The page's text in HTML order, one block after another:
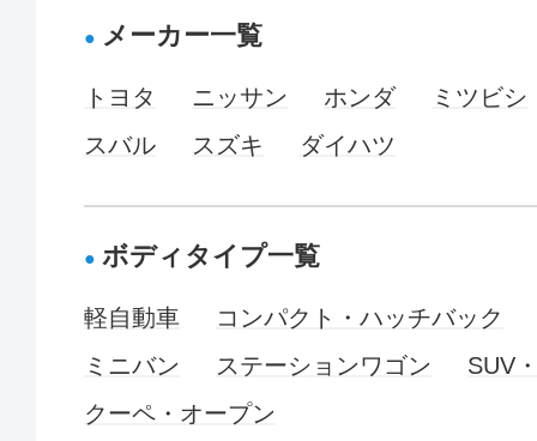
メーカー一覧
トヨタ ニッサン ホンダ
ミツビシ
スバル
スズキ ダイハツ
ボディタイプ一覧
軽自動車
コンパクト・ハッチバック
ミニバン
ステーションワゴン
SUV
クーペ・オープン